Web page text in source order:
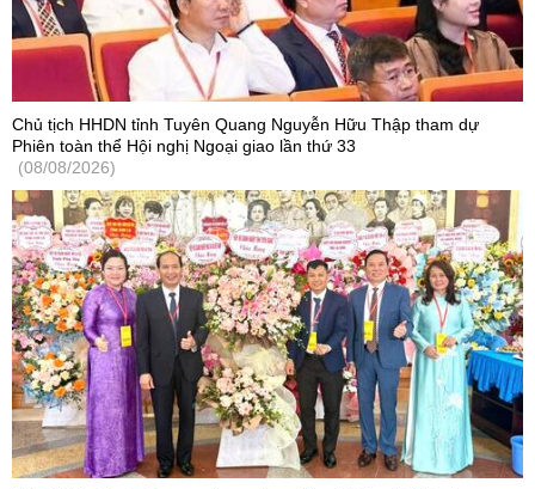
Chủ tịch HHDN tỉnh Tuyên Quang Nguyễn Hữu Thập tham dự
Phiên toàn thể Hội nghị Ngoại giao lần thứ 33
(08/08/2026)